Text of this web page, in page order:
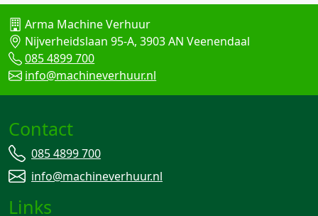
Arma Machine Verhuur
Nijverheidslaan 95-A, 3903 AN Veenendaal
085 4899 700
info@machineverhuur.nl
Contact
085 4899 700
info@machineverhuur.nl
Links